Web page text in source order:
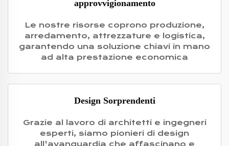
approvvigionamento
Le nostre risorse coprono produzione,
arredamento, attrezzature e logistica,
garantendo una soluzione chiavi in mano
ad alta prestazione economica
Design Sorprendenti
Grazie al lavoro di architetti e ingegneri
esperti, siamo pionieri di design
all'avanguardia che affascinano e